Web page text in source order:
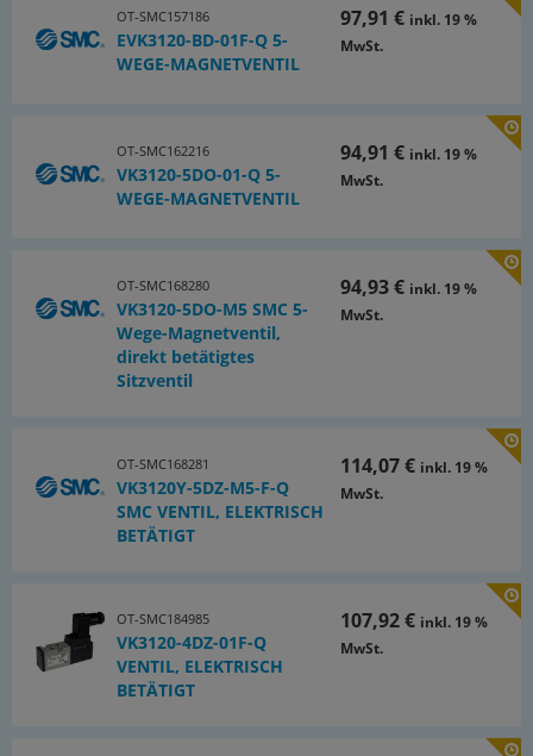
OT-SMC157186
EVK3120-BD-01F-Q 5-
WEGE-MAGNETVENTIL
97,91 € inkl. 19 %
MwSt.
OT-SMC162216
VK3120-5DO-01-Q 5-
WEGE-MAGNETVENTIL
94,91 € inkl. 19 %
MwSt.
OT-SMC168280
VK3120-5DO-M5 SMC 5-
Wege-Magnetventil,
direkt betätigtes
Sitzventil
94,93 € inkl. 19 %
MwSt.
OT-SMC168281
VK3120Y-5DZ-M5-F-Q
SMC VENTIL, ELEKTRISCH
BETÄTIGT
114,07 € inkl. 19 %
MwSt.
OT-SMC184985
VK3120-4DZ-01F-Q
VENTIL, ELEKTRISCH
BETÄTIGT
107,92 € inkl. 19 %
MwSt.